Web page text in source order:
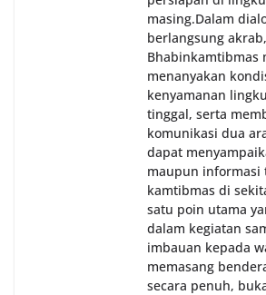
masing.‎Dalam
berlangsung akrab,
Bhabinkamtibmas
menanyakan
kenyamanan
tinggal, serta
komunikasi dua
dapat
maupun informasi
kamtibmas di
satu poin utama
dalam kegiatan
imbauan kepada
memasang
secara penuh,